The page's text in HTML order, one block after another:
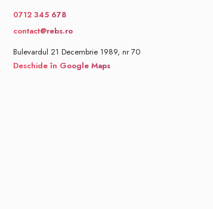
0712 345 678
contact@rebs.ro
Bulevardul 21 Decembrie 1989, nr 70
Deschide în Google Maps